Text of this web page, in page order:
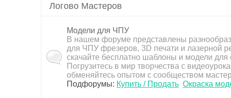
Сумка на плече выкройка
Прочитано:1586 Ответов:0
Дата:01-
Логово Мастеров
Модели для ЧПУ
В нашем форуме представлены
для ЧПУ фрезеров, 3D печати и лазерной
скачайте бесплатно шаблоны и модели для
Погрузитесь в мир творчества с
обменяйтесь опытом с сообществом
Подфорумы: Купить / Продать Окраска